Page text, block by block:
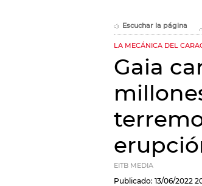
Escuchar la página
LA MECÁNICA DEL
Gaia
EITB MEDIA
Publicado: 13/06/2022